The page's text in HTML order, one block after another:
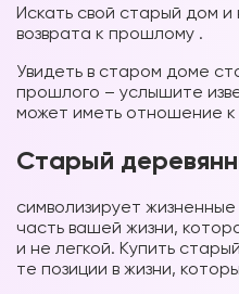
Искать свой старый дом
возврата к прошлому .
Увидеть в старом доме
прошлого – услышите
может иметь отношение к
Старый
символизирует
часть вашей жизни,
и не легкой. Купить
те позиции в жизни,
Вы можете
снах
Мы разработали